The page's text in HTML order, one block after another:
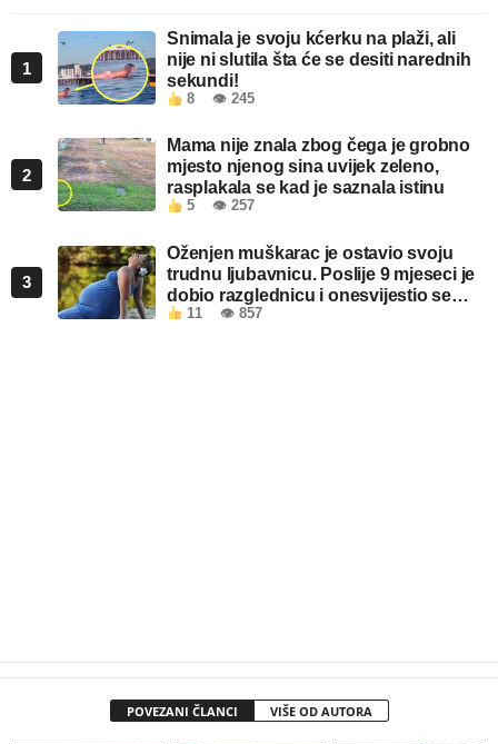
1
Snimala je svoju kćerku na plaži, ali
nije ni slutila šta će se desiti narednih
sekundi!
8 👁 245
2
Mama nije znala zbog čega je grobno
mjesto njenog sina uvijek zeleno,
rasplakala se kad je saznala istinu
5 👁 257
3
Oženjen muškarac je ostavio svoju
trudnu ljubavnicu. Poslije 9 mjeseci je
dobio razglednicu i onesvijestio se
kada je pročitao šta piše!
11 👁 857
POVEZANI ČLANCI VIŠE OD AUTORA